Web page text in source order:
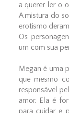
a querer ler o
A mistura do
erotismo
Os
um com sua
Megan é uma
que mesmo
responsável
amor. Ela é
para cuidar e